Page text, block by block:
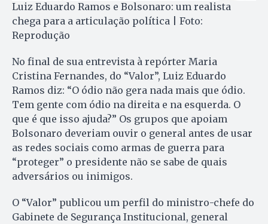
Luiz Eduardo Ramos e Bolsonaro: um realista
chega para a articulação política | Foto:
Reprodução
No final de sua entrevista à repórter Maria
Cristina Fernandes, do “Valor”, Luiz Eduardo
Ramos diz: “O ódio não gera nada mais que ódio.
Tem gente com ódio na direita e na esquerda. O
que é que isso ajuda?” Os grupos que apoiam
Bolsonaro deveriam ouvir o general antes de usar
as redes sociais como armas de guerra para
“proteger” o presidente não se sabe de quais
adversários ou inimigos.
O “Valor” publicou um perfil do ministro-chefe do
Gabinete de Segurança Institucional, general